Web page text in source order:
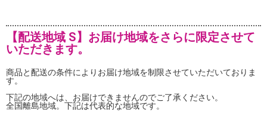
【配送地域 S】お届け地域をさらに限定させて
いただきます。
商品と配送の条件によりお届け地域を制限させていただいておりま
す。
下記の地域へは、お届けできませんのでご了承ください。
全国離島地域。下記は代表的な地域です。